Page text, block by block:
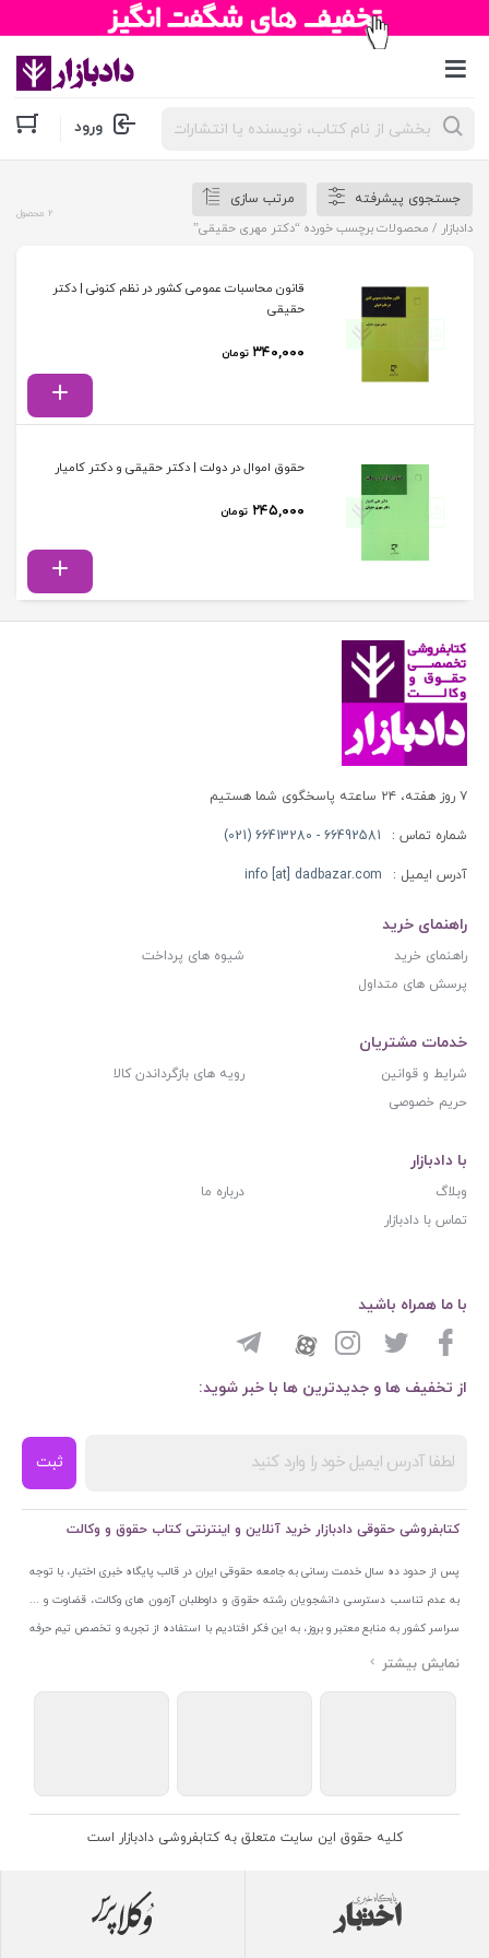
جستجوی
محصولات ورود
جستجوی پیشرفته
مرتب سازی
دادبازار / محصولات برچسب خورده “دکتر مهری حقیقی”
2 محصول
قانون محاسبات عمومی کشور در نظم کنونی | دکتر
حقیقی
۳۴۰,۰۰۰ تومان
حقوق اموال در دولت | دکتر حقیقی و دکتر کامیار
۲۴۵,۰۰۰ تومان
۷ روز هفته، ۲۴ ساعته پاسخگوی شما هستیم
شماره تماس : 66492581 - 66413280 (021)
آدرس ایمیل : info [at] dadbazar.com
راهنمای خرید
راهنمای خرید
شیوه های پرداخت
پرسش های متداول
خدمات مشتریان
شرایط و قوانین
رویه های بازگرداندن کالا
حریم خصوصی
با دادبازار
وبلاگ
درباره ما
تماس با دادبازار
از تخفیف ها و جدیدترین ها با خبر شوید:
ثبت
با ما همراه باشید
کتابفروشی حقوقی دادبازار خرید آنلاین و اینترنتی کتاب حقوق و وکالت
پس از حدود ده سال خدمت رسانی به جامعه حقوقی ایران در قالب پایگاه خبری اختبار، با توجه
به عدم تناسب دسترسی دانشجویان رشته حقوق و داوطلبان آزمون های وکالت، قضاوت و ...
سراسر کشور به منابع معتبر و بروز، به این فکر افتادیم با استفاده از تجربه و تخصص تیم حرفه
ای اختبار خدمتی جدید به جامعه حقوقی ایران ارائه کنیم. به این منظور با راه اندازی و تجهیز
اتحادیه ناشران و کتابفروشان تهران به منظور ارائه مطمئن ترین خدمات مجموعه بسیار کامل و
اندازی کردیم تا علاقمندان بتوانند با اطمینان کافی و به اتکای اعتبار این مجموعه قدیمی کتاب و
کلیه حقوق این سایت متعلق به کتابفروشی دادبازار است